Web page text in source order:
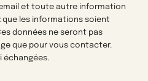
et toute autre information
que les informations soient
données ne seront pas
que pour vous contacter.
échangées.